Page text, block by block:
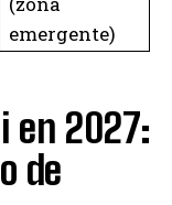
emergente)
en 2027:
de